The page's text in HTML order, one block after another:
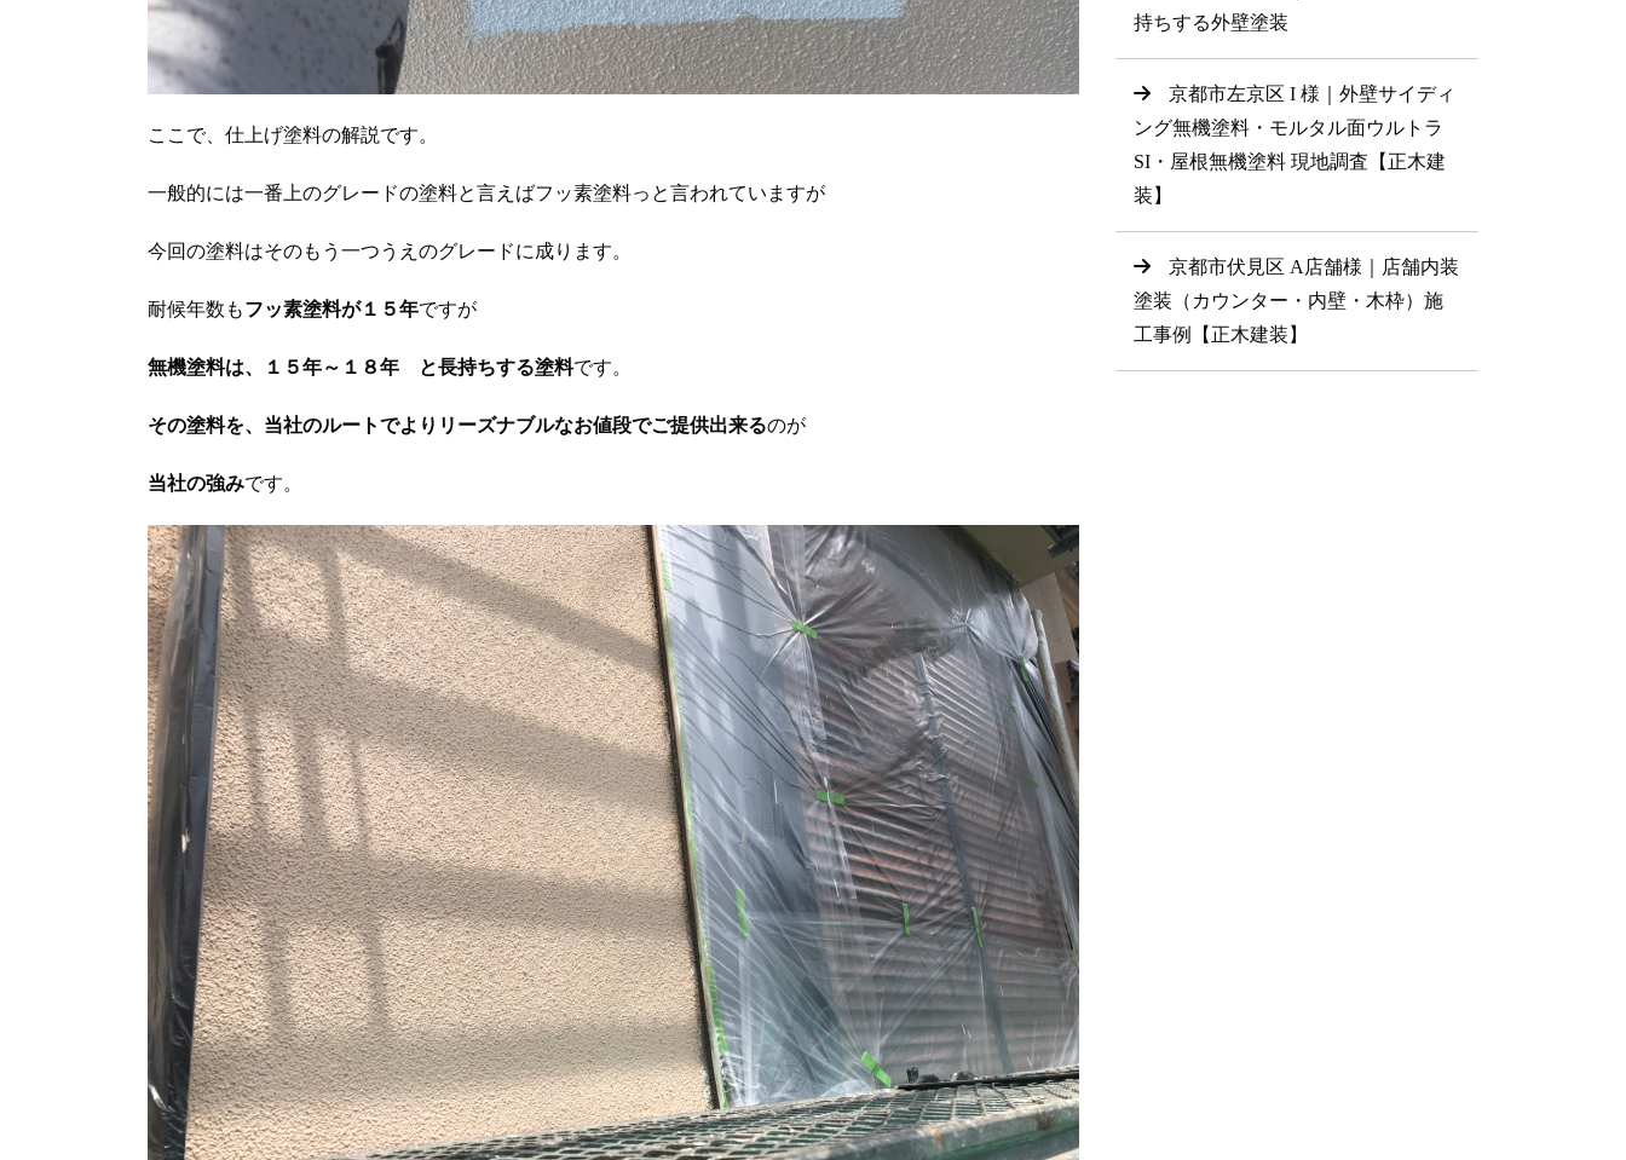
ここで、仕上げ塗料の解説です。
一般的には一番上のグレードの塗料と言えばフッ素塗料っと言われていますが
今回の塗料はそのもう一つうえのグレードに成ります。
耐候年数もフッ素塗料が１５年ですが
無機塗料は、１５年～１８年 と長持ちする塗料です。
その塗料を、当社のルートでよりリーズナブルなお値段でご提供出来るのが
当社の強みです。
持ちする外壁塗装
京都市左京区 I 様｜外壁サイディ
ング無機塗料・モルタル面ウルトラ
SI・屋根無機塗料 現地調査【正木建
装】
京都市伏見区 A店舗様｜店舗内装
塗装（カウンター・内壁・木枠）施
工事例【正木建装】